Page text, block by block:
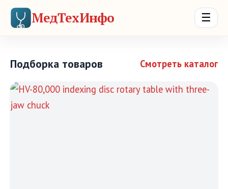
МедТехИнфо ☰
Подборка товаров Смотреть каталог